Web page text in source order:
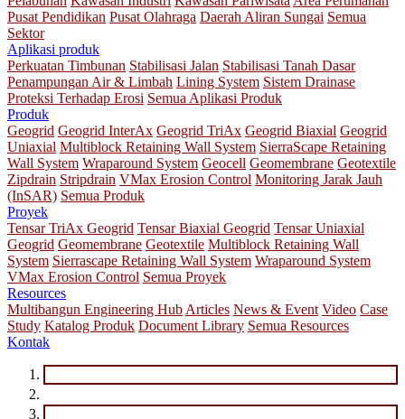
Pusat Pendidikan Pusat Olahraga Daerah Aliran Sungai Semua
Sektor
Aplikasi produk
Perkuatan Timbunan Stabilisasi Jalan Stabilisasi Tanah Dasar
Penampungan Air & Limbah Lining System Sistem Drainase
Proteksi Terhadap Erosi Semua Aplikasi Produk
Produk
Geogrid Geogrid InterAx Geogrid TriAx Geogrid Biaxial Geogrid
Uniaxial Multiblock Retaining Wall System SierraScape Retaining
Wall System Wraparound System Geocell Geomembrane Geotextile
Zipdrain Stripdrain VMax Erosion Control Monitoring Jarak Jauh
(InSAR) Semua Produk
Proyek
Tensar TriAx Geogrid Tensar Biaxial Geogrid Tensar Uniaxial
Geogrid Geomembrane Geotextile Multiblock Retaining Wall
System Sierrascape Retaining Wall System Wraparound System
VMax Erosion Control Semua Proyek
Resources
Multibangun Engineering Hub Articles News & Event Video Case
Study Katalog Produk Document Library Semua Resources
Kontak